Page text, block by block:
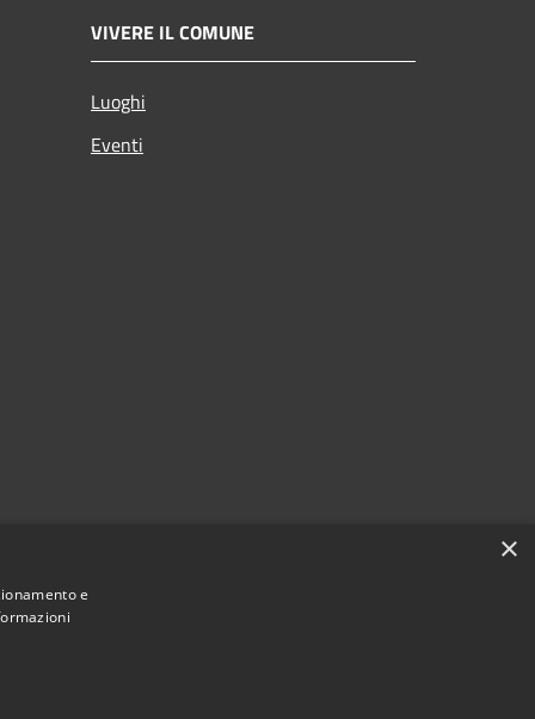
VIVERE IL COMUNE
Luoghi
Eventi
×
e